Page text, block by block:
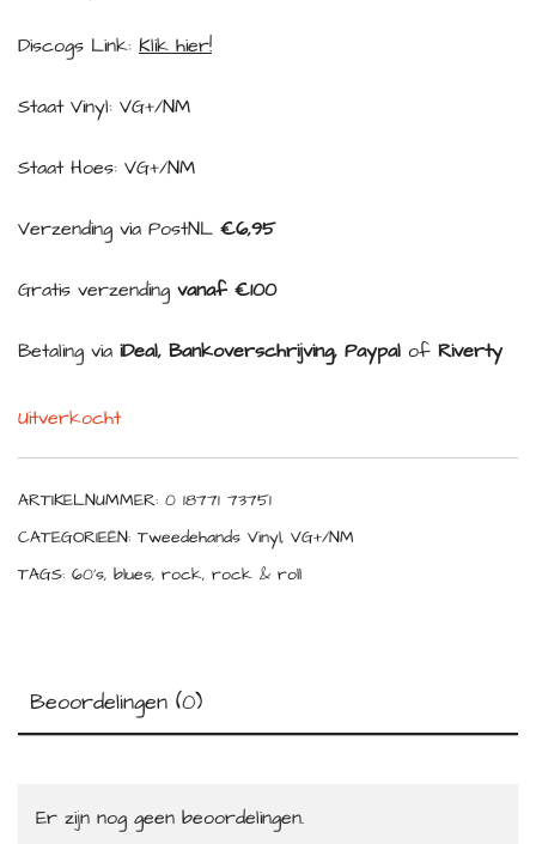
Discogs Link: Klik hier!
Staat Vinyl: VG+/NM
Staat Hoes: VG+/NM
Verzending via PostNL €6,95
Gratis verzending vanaf €100
Betaling via iDeal, Bankoverschrijving, Paypal of Riverty
Uitverkocht
ARTIKELNUMMER: 0 18771 73751
CATEGORIEËN: Tweedehands Vinyl, VG+/NM
TAGS: 60's, blues, rock, rock & roll
Beoordelingen (0)
Er zijn nog geen beoordelingen.